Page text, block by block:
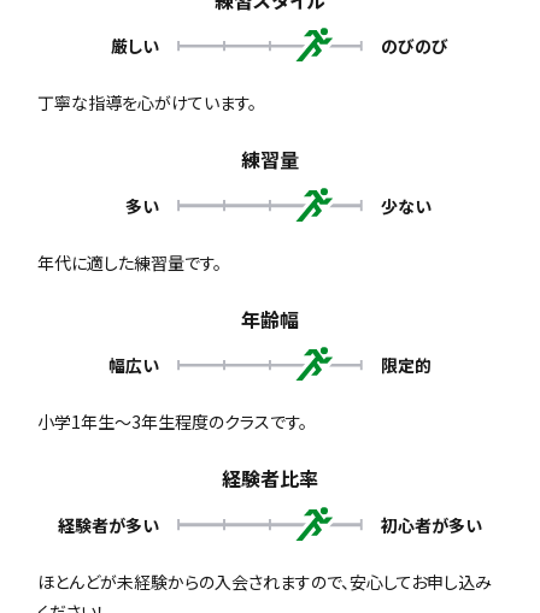
厳しい のびのび
丁寧な指導を心がけています。
練習量
多い 少ない
年代に適した練習量です。
年齢幅
幅広い 限定的
小学1年生～3年生程度のクラスです。
経験者比率
経験者が多い 初心者が多い
ほとんどが未経験からの入会されますので、安心してお申し込み